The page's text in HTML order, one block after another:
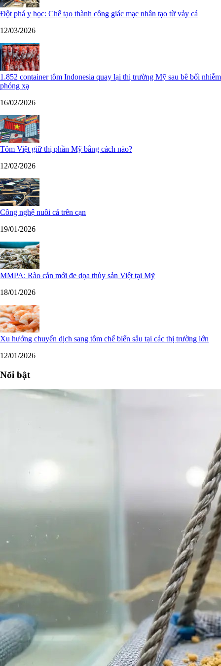
Đột phá y học: Chế tạo thành công giác mạc nhân tạo từ vảy cá
12/03/2026
1.852 container tôm Indonesia quay lại thị trường Mỹ sau bê bối nhiễm
phóng xạ
16/02/2026
Tôm Việt giữ thị phần Mỹ bằng cách nào?
12/02/2026
Công nghệ nuôi cá trên cạn
19/01/2026
MMPA: Rào cản mới đe dọa thủy sản Việt tại Mỹ
18/01/2026
Xu hướng chuyển dịch sang tôm chế biến sâu tại các thị trường lớn
12/01/2026
Nổi bật